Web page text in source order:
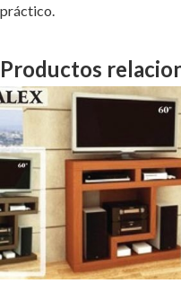
práctico.
Productos